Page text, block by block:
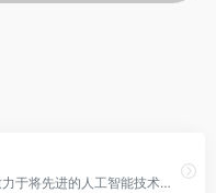
依图从事人工智能创新性研究，致力于将先进的人工智能技术与行业应用相结合，拓展人工智能新疆界。具备国际视野的世界一流研发团队，致力于解决机器看、听、理解等根本问题，在计算机视觉、自然语言理解、知识推理、智能硬件、机器人等领域作出突破性贡献。